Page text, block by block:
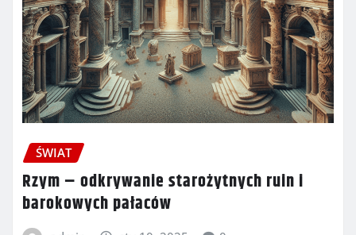
ŚWIAT
Rzym – odkrywanie starożytnych ruin i
barokowych pałaców